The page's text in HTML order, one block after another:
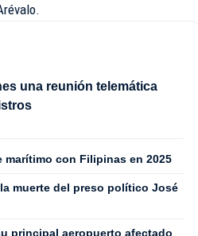
una reunión telemática
con Filipinas en 2025
muerte del preso político José
principal aeropuerto afectado